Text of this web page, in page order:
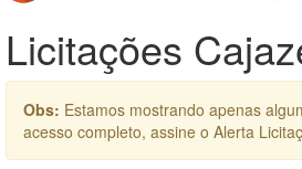
Licitações
Obs: Estamos mostrando apenas
acesso completo, assine o Alerta